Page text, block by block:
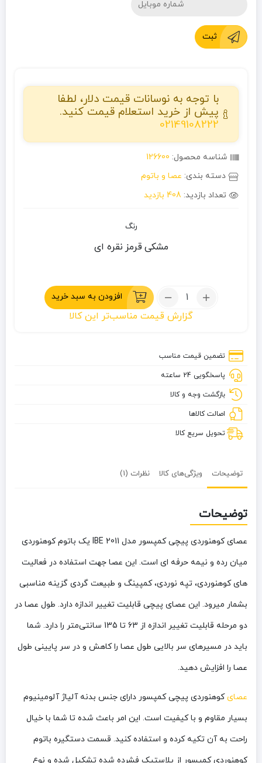
ثبت
با توجه به نوسانات قیمت دلار، لطفا
پیش از خرید استعلام قیمت کنید.
02149108222
شناسه محصول: 126600
دسته بندی: عصا و باتوم
تعداد بازدید: 408 بازدید
رنگ
مشکی قرمز نقره ای
تعداد:
کوهنوردی
مدل
IBE
2011
افزودن به سبد خرید
گزارش قیمت مناسب‌تر این کالا
تضمین قیمت مناسب
پاسخگویی 24 ساعته
بازگشت وجه و کالا
اصالت کالاها
تحویل سریع کالا
توضیحات ویژگی‌های کالا نظرات (1)
توضیحات
عصای کوهنوردی پیچی کمپسور مدل IBE 2011 یک باتوم کوهنوردی
میان رده و نیمه حرفه ای است. این عصا جهت استفاده در فعالیت
های کوهنوردی، تپه نوردی، کمپینگ و طبیعت گردی گزینه مناسبی
بشمار میرود. این عصای پیچی قابلیت تغییر اندازه دارد. طول عصا در
دو مرحله قابلیت تغییر اندازه از 63 تا 135 سانتی‌متر را دارد. شما
باید در مسیرهای سر بالایی طول عصا را کاهش و در سر پایینی طول
عصا را افزایش دهید.
عصایکوهنوردی پیچی کمپسور دارای جنس بدنهآلیاژ آلومینیوم
بسیار مقاوم و با کیفیت است. این امر باعث شده تا شما با خیال
راحت به آن تکیه کرده و استفاده کنید. قسمت دستگیره باتوم
کوهنوردی کمپسور از پلاستیک فشرده شده تشکیل شده و نوع